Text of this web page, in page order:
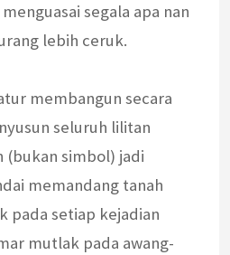
segala apa nan
lebih ceruk.
membangun secara
seluruh lilitan
(bukan simbol) jadi
memandang tanah
pada setiap kejadian
mutlak pada awang-